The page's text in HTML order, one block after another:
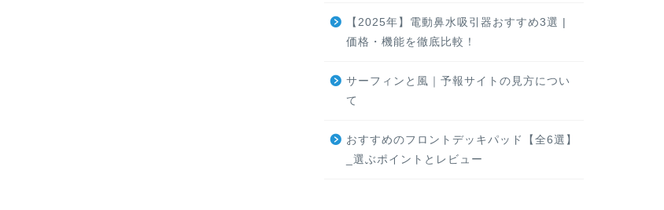
【2025年】電動鼻水吸引器おすすめ3選 |
価格・機能を徹底比較！
サーフィンと風｜予報サイトの見方につい
て
おすすめのフロントデッキパッド【全6選】
_選ぶポイントとレビュー